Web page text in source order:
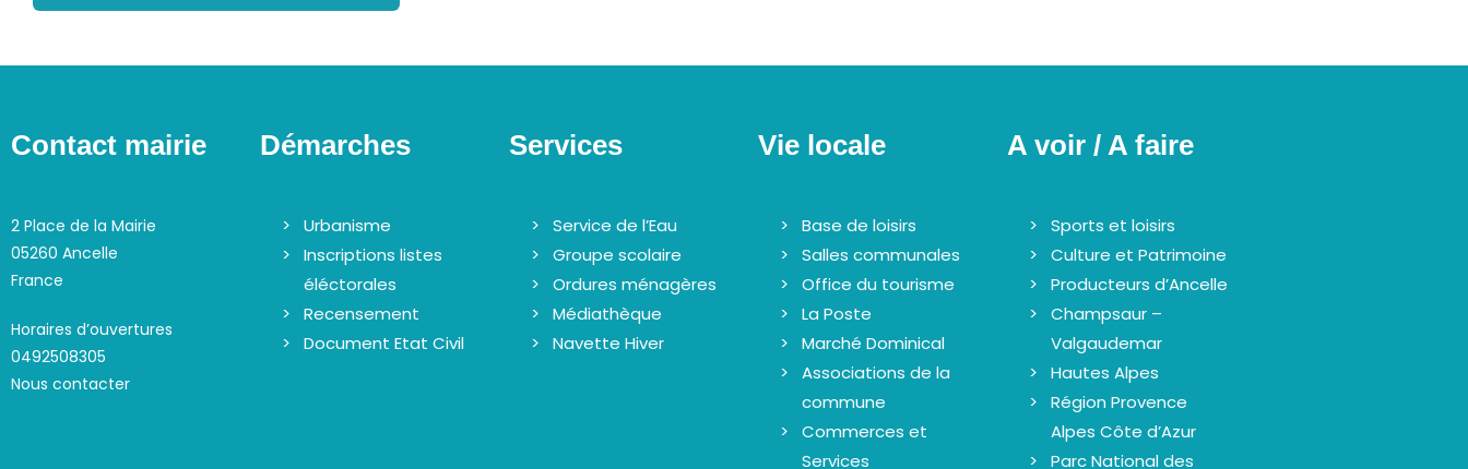
Contact mairie
2 Place de la Mairie
05260 Ancelle
France
Horaires d’ouvertures
0492508305
Nous contacter
Démarches
Urbanisme
Inscriptions listes
éléctorales
Recensement
Document Etat Civil
Services
Service de l’Eau
Groupe scolaire
Ordures ménagères
Médiathèque
Navette Hiver
Vie locale
Base de loisirs
Salles communales
Office du tourisme
La Poste
Marché Dominical
Associations de la
commune
Commerces et
Services
A voir / A faire
Sports et loisirs
Culture et Patrimoine
Producteurs d’Ancelle
Champsaur –
Valgaudemar
Hautes Alpes
Région Provence
Alpes Côte d’Azur
Parc National des